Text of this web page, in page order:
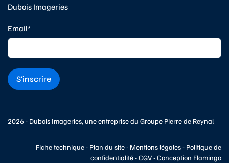
Dubois Imageries
Email*
2026 - Dubois Imageries, une entreprise du Groupe Pierre de Reynal
Fiche technique- Plan du site- Mentions légales- Politique de
confidentialité-CGV-Conception Flamingo